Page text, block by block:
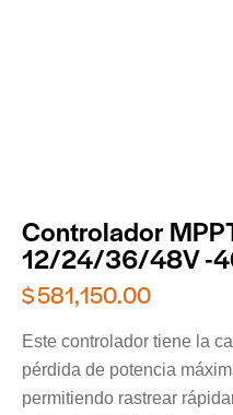
Controlador
12/24/36/48V -
$581,150.00
Este controlador tiene la
pérdida de potencia
permitiendo rastrear